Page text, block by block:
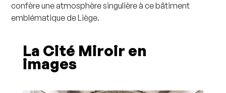
confère une atmosphère singulière à ce bâtiment
emblématique de Liège.
La Cité Miroir en
images